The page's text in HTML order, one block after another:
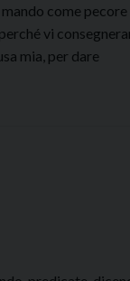
come
vi
mia, per dare